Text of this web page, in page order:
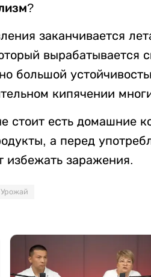
заканчивается
вырабатывается
большой
кипячении
стоит есть домашние
а перед
избежать заражения.
Урожай